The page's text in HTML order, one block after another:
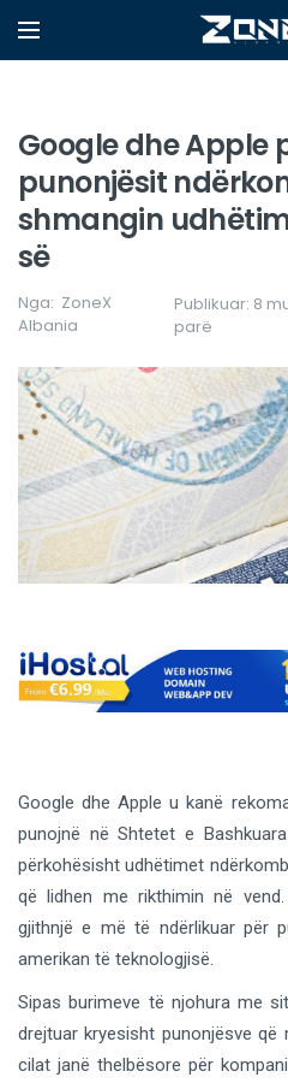
Google dhe Apple
punonjësit
shmangin
së
Nga: ZoneX
Albania
Publikuar: 8
parë
Google dheApple u kanë
punojnë në Shtetet e
përkohësisht udhëtimet
që lidhen me rikthimin në
gjithnjë e më të ndërlikuar për
amerikan të teknologjisë.
Sipas burimeve të njohura me
drejtuar kryesisht punonjësve që
cilat janë thelbësore për